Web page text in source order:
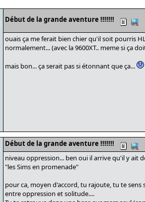
Début de la grande aventure !!!!!!!
ouais ça me ferait bien chier qu'il soit pourris
normalement... (avec la 9600XT.. meme si ça
mais bon... ça serait pas si étonnant que ça...
Début de la grande aventure !!!!!!!
niveau oppression... ben oui il arrive qu'il y ait
"les Sims en promenade"
pour ca, moyen d'accord, tu rajoute, tu te sens
entre oppression et solitude....